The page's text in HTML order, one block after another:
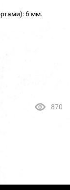
6 мм.
870